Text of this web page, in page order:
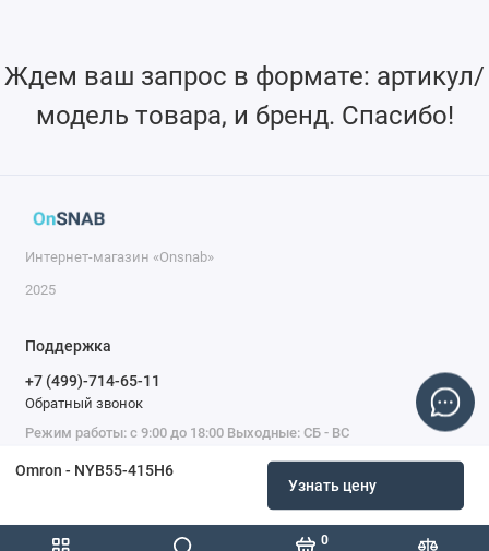
0
Omron - NYB55-415H6
Узнать цену
Ждем ваш запрос в формате: артикул/
модель товара, и бренд. Спасибо!
Интернет-магазин «Onsnab»
2025
Поддержка
+7 (499)-714-65-11
Обратный звонок
Режим работы: с 9:00 до 18:00 Выходные: СБ - ВС